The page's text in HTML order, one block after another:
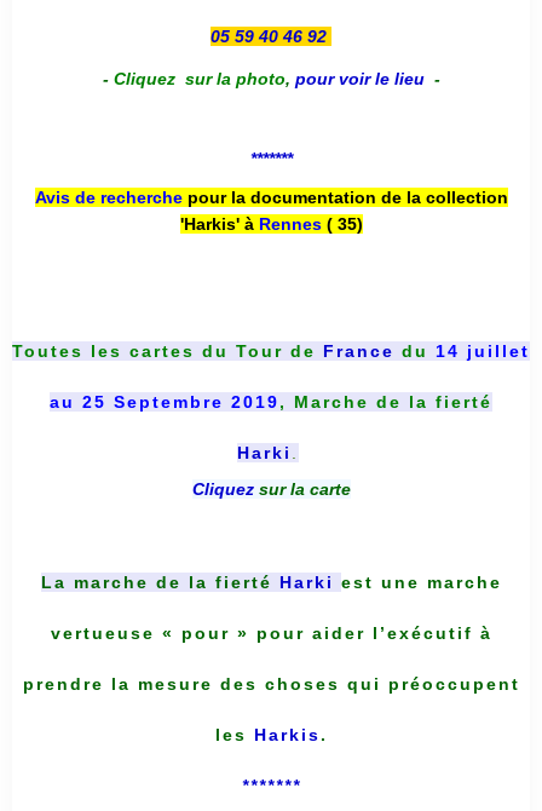
05 59 40 46 92
- Cliquez sur la photo, pour voir le lieu -
*******
Avis de recherche pour la documentation de la collection
'Harkis' à Rennes( 35)
Toutes les cartes du Tour de France du 14 juillet
au 25 Septembre 2019, Marche de la fierté
Harki
Cliquez sur la carte
La marche de la fierté Harki est une marche
vertueuse « pour » pour aider l’exécutif à
prendre la mesure des choses qui préoccupent
les Harkis.
*******